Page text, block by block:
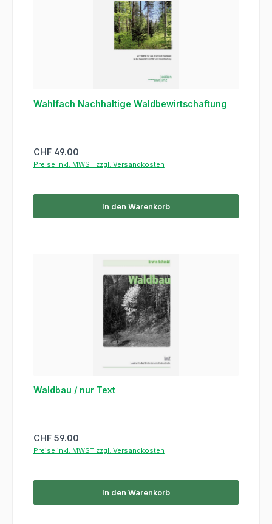
Wahlfach Nachhaltige Waldbewirtschaftung
Regulärer Preis:
CHF 49.00
Preise inkl. MWST zzgl. Versandkosten
In den Warenkorb
Waldbau / nur Text
Regulärer Preis:
CHF 59.00
Preise inkl. MWST zzgl. Versandkosten
In den Warenkorb